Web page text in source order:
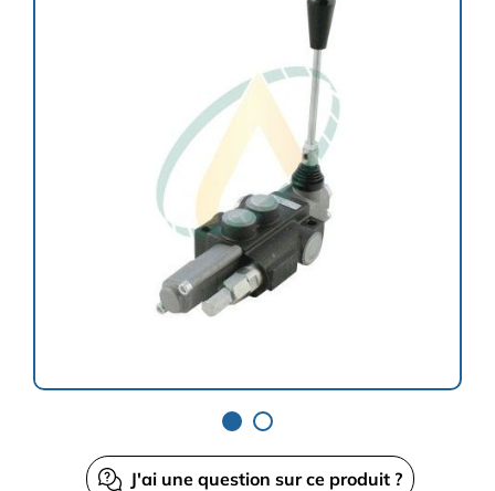
J'ai une question sur ce produit ?